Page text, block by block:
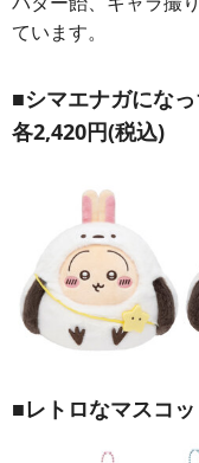
ています。
■シマエナガにな
各2,420円(税込)
■レトロなマスコ